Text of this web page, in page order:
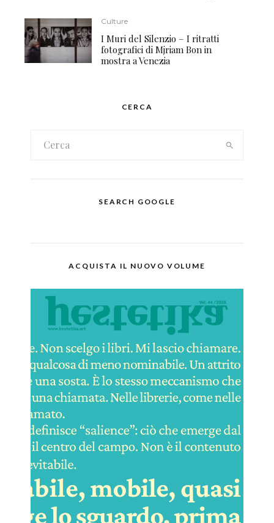
Culture
I Muri del Silenzio – I ritratti
fotografici di Mjriam Bon in
mostra a Venezia
CERCA
SEARCH GOOGLE
ACQUISTA IL NUOVO VOLUME